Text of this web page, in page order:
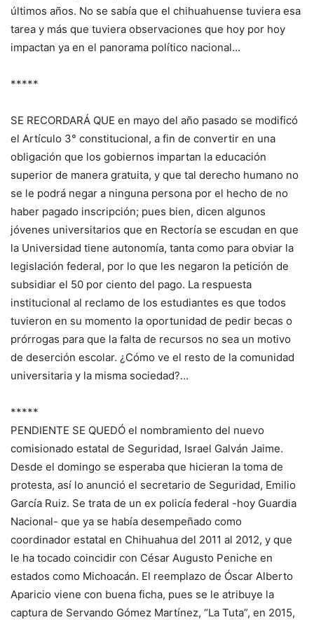
últimos años. No se sabía que el chihuahuense tuviera esa
tarea y más que tuviera observaciones que hoy por hoy
impactan ya en el panorama político nacional…
*****
SE RECORDARÁ QUE en mayo del año pasado se modificó
el Artículo 3° constitucional, a fin de convertir en una
obligación que los gobiernos impartan la educación
superior de manera gratuita, y que tal derecho humano no
se le podrá negar a ninguna persona por el hecho de no
haber pagado inscripción; pues bien, dicen algunos
jóvenes universitarios que en Rectoría se escudan en que
la Universidad tiene autonomía, tanta como para obviar la
legislación federal, por lo que les negaron la petición de
subsidiar el 50 por ciento del pago. La respuesta
institucional al reclamo de los estudiantes es que todos
tuvieron en su momento la oportunidad de pedir becas o
prórrogas para que la falta de recursos no sea un motivo
de deserción escolar. ¿Cómo ve el resto de la comunidad
universitaria y la misma sociedad?…
*****
PENDIENTE SE QUEDÓ el nombramiento del nuevo
comisionado estatal de Seguridad, Israel Galván Jaime.
Desde el domingo se esperaba que hicieran la toma de
protesta, así lo anunció el secretario de Seguridad, Emilio
García Ruiz. Se trata de un ex policía federal -hoy Guardia
Nacional- que ya se había desempeñado como
coordinador estatal en Chihuahua del 2011 al 2012, y que
le ha tocado coincidir con César Augusto Peniche en
estados como Michoacán. El reemplazo de Óscar Alberto
Aparicio viene con buena ficha, pues se le atribuye la
captura de Servando Gómez Martínez, “La Tuta”, en 2015,